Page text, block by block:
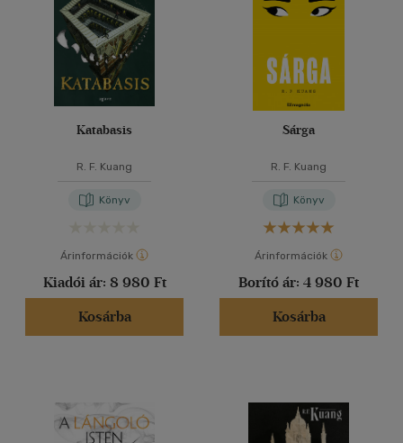
Katabasis
R. F. Kuang
Könyv
Árinformációk
Kiadói ár: 8 980 Ft
Kosárba
Sárga
R. F. Kuang
Könyv
Árinformációk
Borító ár: 4 980 Ft
Kosárba